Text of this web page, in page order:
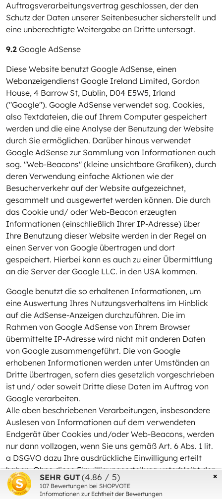
Auftragsverarbeitungsvertrag geschlossen, der den
Schutz der Daten unserer Seitenbesucher sicherstellt und
eine unberechtigte Weitergabe an Dritte untersagt.
9.2 Google AdSense
Diese Website benutzt Google AdSense, einen
Webanzeigendienst Google Ireland Limited, Gordon
House, 4 Barrow St, Dublin, D04 E5W5, Irland
("Google"). Google AdSense verwendet sog. Cookies,
also Textdateien, die auf Ihrem Computer gespeichert
werden und die eine Analyse der Benutzung der Website
durch Sie ermöglichen. Darüber hinaus verwendet
Google AdSense zur Sammlung von Informationen auch
sog. "Web-Beacons" (kleine unsichtbare Grafiken), durch
deren Verwendung einfache Aktionen wie der
Besucherverkehr auf der Website aufgezeichnet,
gesammelt und ausgewertet werden können. Die durch
das Cookie und/ oder Web-Beacon erzeugten
Informationen (einschließlich Ihrer IP-Adresse) über
Ihre Benutzung dieser Website werden in der Regel an
einen Server von Google übertragen und dort
gespeichert. Hierbei kann es auch zu einer Übermittlung
an die Server der Google LLC. in den USA kommen.
Google benutzt die so erhaltenen Informationen, um
eine Auswertung Ihres Nutzungsverhaltens im Hinblick
auf die AdSense-Anzeigen durchzuführen. Die im
Rahmen von Google AdSense von Ihrem Browser
übermittelte IP-Adresse wird nicht mit anderen Daten
von Google zusammengeführt. Die von Google
erhobenen Informationen werden unter Umständen an
Dritte übertragen, sofern dies gesetzlich vorgeschrieben
ist und/ oder soweit Dritte diese Daten im Auftrag von
Google verarbeiten.
Alle oben beschriebenen Verarbeitungen, insbesondere
Auslesen von Informationen auf dem verwendeten
Endgerät über Cookies und/oder Web-Beacons, werden
nur dann vollzogen, wenn Sie uns gemäß Art. 6 Abs. 1 lit.
a DSGVO dazu Ihre ausdrückliche Einwilligung erteilt
haben. Ohne diese Einwilligungserteilung unterbleibt der
Einsatz von Google AdSense während Ihres
Seitenbesuchs.
×
SEHR GUT(4.86 / 5)
107 Bewertungen bei SHOPVOTE
Informationen zur Echtheit der Bewertungen